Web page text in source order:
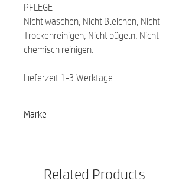
PFLEGE
Nicht waschen, Nicht Bleichen, Nicht
Trockenreinigen, Nicht bügeln, Nicht
chemisch reinigen.
Lieferzeit 1-3 Werktage
Marke
Related Products